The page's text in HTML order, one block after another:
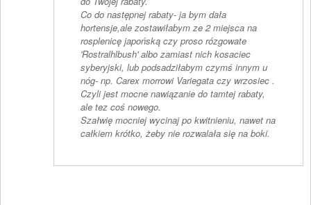
Co do następnej rabaty- ja bym dała
hortensje,ale zostawiłabym ze 2 miejsca na
rosplenicę japońską czy proso rózgowate
'Rostralhlbush' albo zamiast nich kosaciec
syberyjski, lub podsadziłabym czymś innym u
nóg- np. Carex morrowi Variegata czy wrzosiec .
Czyli jest mocne nawiązanie do tamtej rabaty,
ale tez coś nowego.
Szałwię mocniej wycinaj po kwitnieniu, nawet na
całkiem krótko, żeby nie rozwalała się na boki.